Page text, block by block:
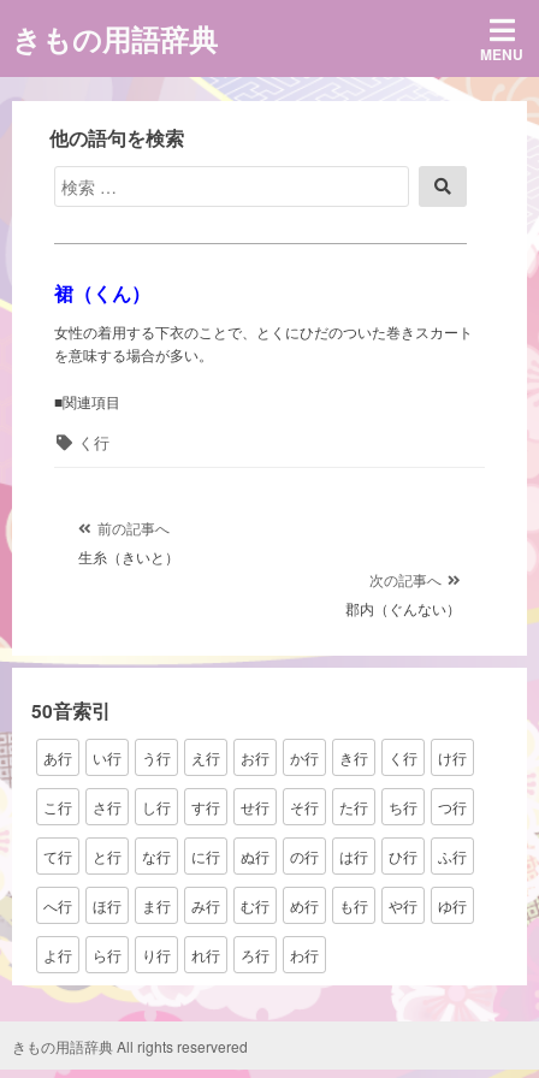
ン
ツ
きもの用語辞典 MENU
他の語句を検索
検
索
象:
索
裙（くん）
女性の着用する下衣のことで、とくにひだのついた巻きスカート
を意味する場合が多い。
■関連項目
タ く行
ゲ
ー
シ
ョ
ン
前の記事へ
生糸（きいと）
次の記事へ
郡内（ぐんない）
50音索引
あ行 い行 う行 え行 お行 か行 き行 く行 け行
こ行 さ行 し行 す行 せ行 そ行 た行 ち行 つ行
て行 と行 な行 に行 ぬ行 の行 は行 ひ行 ふ行
へ行 ほ行 ま行 み行 む行 め行 も行 や行 ゆ行
よ行 ら行 り行 れ行 ろ行 わ行
きもの用語辞典 All rights reservered